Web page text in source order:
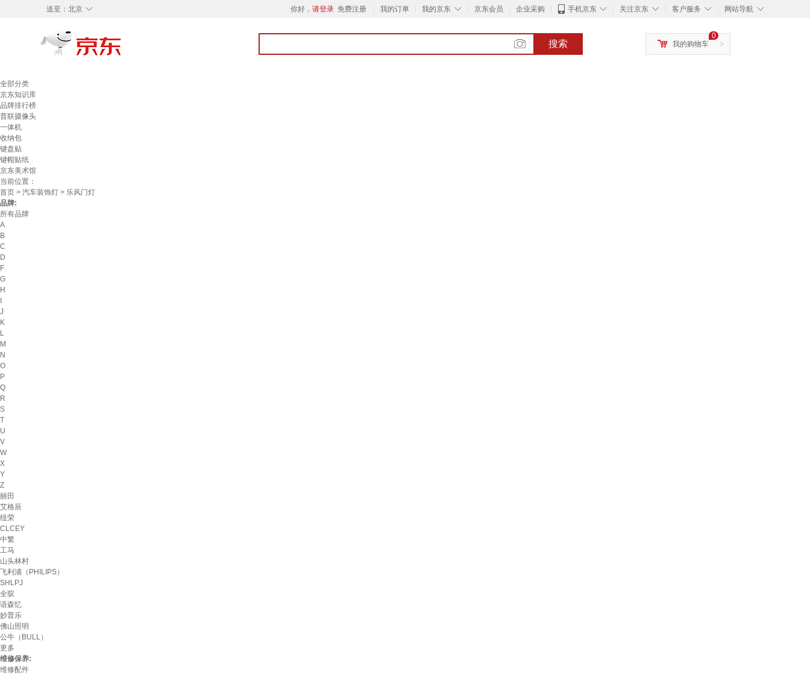
◇
送至： 北京 你好， 请登录 免费注册 我的订单 ◇
我的京东 京东会员 企业采购 ◇
手机京东 ◇
关注京东 ◇
客户服务 ◇
网站导航
搜索 >
0
我的购物车
全部分类
京东知识库
品牌排行榜
普联摄像头
一体机
收纳包
键盘贴
键帽贴纸
京东美术馆
当前位置：
首页 > 汽车装饰灯 > 乐风门灯
品牌:
所有品牌
A
B
C
D
F
G
H
J
K
L
M
N
O
P
Q
R
S
T
U
V
W
X
Y
Z
丽田
艾格辰
纽荣
CLCEY
中繁
工马
山头林村
飞利浦（PHILIPS）
SHLPJ
全驭
语森忆
妙普乐
佛山照明
公牛（BULL）
更多
维修保养:
维修配件